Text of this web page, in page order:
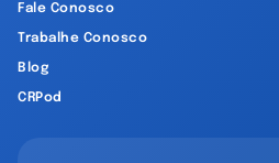
Fale Conosco
Trabalhe Conosco
Blog
CRPod